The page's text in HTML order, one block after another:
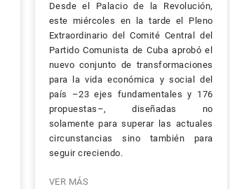
Desde el Palacio de la Revolución,
este miércoles en la tarde el Pleno
Extraordinario del Comité Central del
Partido Comunista de Cuba aprobó el
nuevo conjunto de transformaciones
para la vida económica y social del
país –23 ejes fundamentales y 176
propuestas–, diseñadas no
solamente para superar las actuales
circunstancias sino también para
seguir creciendo.
VER MÁS